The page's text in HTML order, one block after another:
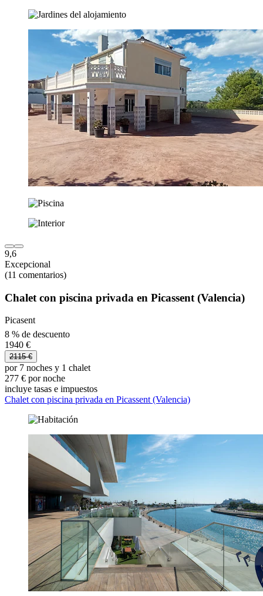
9,6
Excepcional
(11 comentarios)
Chalet con piscina privada en Picassent (Valencia)
Picasent
8 % de descuento
1940 €
2115 €
por 7 noches y 1 chalet
277 € por noche
incluye tasas e impuestos
Chalet con piscina privada en Picassent (Valencia)